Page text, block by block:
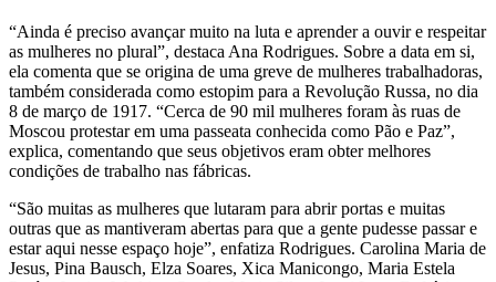
“Ainda é preciso avançar muito na luta e aprender a ouvir e respeitar
as mulheres no plural”, destaca Ana Rodrigues. Sobre a data em si,
ela comenta que se origina de uma greve de mulheres trabalhadoras,
também considerada como estopim para a Revolução Russa, no dia
8 de março de 1917. “Cerca de 90 mil mulheres foram às ruas de
Moscou protestar em uma passeata conhecida como Pão e Paz”,
explica, comentando que seus objetivos eram obter melhores
condições de trabalho nas fábricas.
“São muitas as mulheres que lutaram para abrir portas e muitas
outras que as mantiveram abertas para que a gente pudesse passar e
estar aqui nesse espaço hoje”, enfatiza Rodrigues. Carolina Maria de
Jesus, Pina Bausch, Elza Soares, Xica Manicongo, Maria Estela